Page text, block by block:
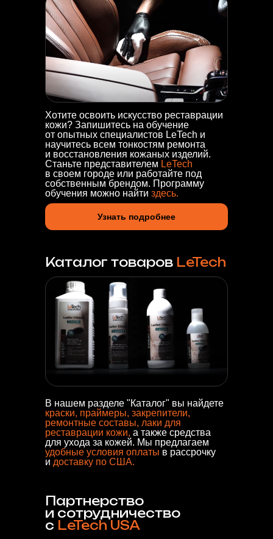
Хотите освоить искусство реставрации
кожи? Запишитесь на обучение
от опытных специалистов LeTech и
научитесь всем тонкостям ремонта
и восстановления кожаных изделий.
Станьте представителем LeTech
в своем городе или работайте под
собственным брендом. Программу
обучения можно найти здесь.
Узнать подробнее
Каталог товаров LeTech
В нашем разделе "Каталог" вы найдете
краски, праймеры, закрепители,
ремонтные составы, лаки для
реставрации кожи, а также средства
для ухода за кожей. Мы предлагаем
удобные условия оплаты в рассрочку
и доставку по США.
Партнерство
и сотрудничество
с LeTech USA